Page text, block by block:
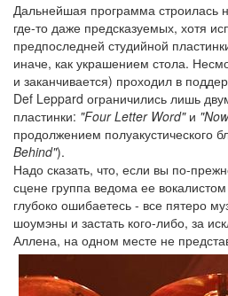
Дальнейшая программа строилась
где-то даже предсказуемых, хотя
предпоследней студийной
иначе, как украшением стола.
и заканчивается) проходил в
Def Leppard ограничились лишь
пластинки: "Four Letter Word"и
продолжением полуакустического
Behind").
Надо сказать, что, если вы по-
сцене группа ведома ее
глубоко ошибаетесь - все пятеро
шоумэны и застать кого-либо, за
Аллена, на одном месте не